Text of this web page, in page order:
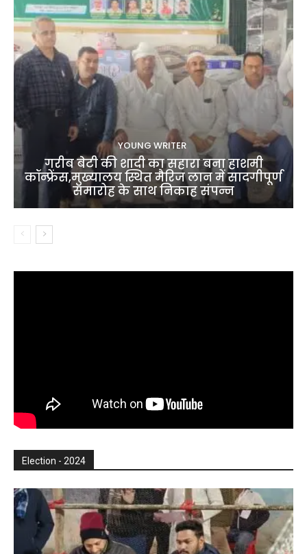
YOUNG WRITER
गरीब बेटी की शादी का सहारा बना हाशमी
कॉन्फ्रेंस,मुख्यालय स्थित मैरिज लान में सादगीपूर्ण
समारोह के साथ निकाह संपन्न
Election - 2024